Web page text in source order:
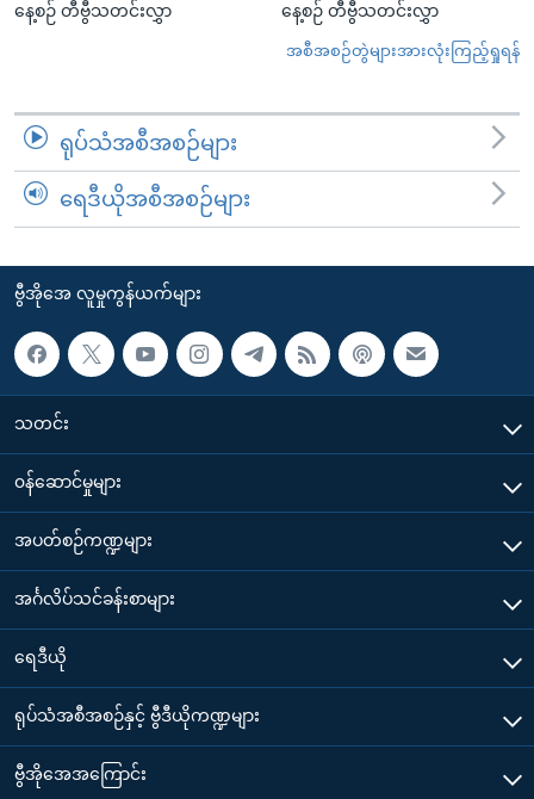
နေ့စဉ် တီဗွီသတင်းလွှာ နေ့စဉ် တီဗွီသတင်းလွှာ
အစီအစဉ်တွဲများအားလုံးကြည့်ရှုရန်
ရုပ်သံအစီအစဉ်များ
ရေဒီယိုအစီအစဉ်များ
ဗွီအိုအေ လူမှုကွန်ယက်များ
သတင်း
၀န်ဆောင်မှုများ
အပတ်စဉ်ကဏ္ဍများ
အင်္ဂလိပ်သင်ခန်းစာများ
ရေဒီယို
ရုပ်သံအစီအစဉ်နှင့် ဗွီဒီယိုကဏ္ဍများ
ဗွီအိုအေအကြောင်း